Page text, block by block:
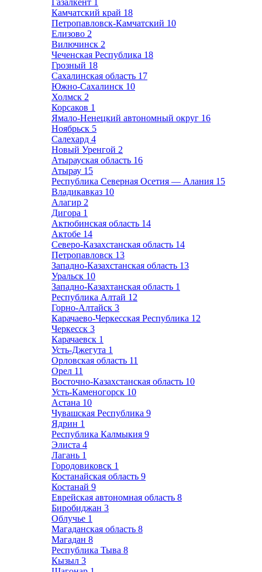
Газалкент 1
Камчатский край 18
Петропавловск-Камчатский 10
Елизово 2
Вилючинск 2
Чеченская Республика 18
Грозный 18
Сахалинская область 17
Южно-Сахалинск 10
Холмск 2
Корсаков 1
Ямало-Ненецкий автономный округ 16
Ноябрьск 5
Салехард 4
Новый Уренгой 2
Атырауская область 16
Атырау 15
Республика Северная Осетия — Алания 15
Владикавказ 10
Алагир 2
Дигора 1
Актюбинская область 14
Актобе 14
Северо-Казахстанская область 14
Петропавловск 13
Западно-Казахстанская область 13
Уральск 10
Западно-Казахтанская область 1
Республика Алтай 12
Горно-Алтайск 3
Карачаево-Черкесская Республика 12
Черкесск 3
Карачаевск 1
Усть-Джегута 1
Орловская область 11
Орел 11
Восточно-Казахстанская область 10
Усть-Каменогорск 10
Астана 10
Чувашская Республика 9
Ядрин 1
Республика Калмыкия 9
Элиста 4
Лагань 1
Городовиковск 1
Костанайская область 9
Костанай 9
Еврейская автономная область 8
Биробиджан 3
Облучье 1
Магаданская область 8
Магадан 8
Республика Тыва 8
Кызыл 3